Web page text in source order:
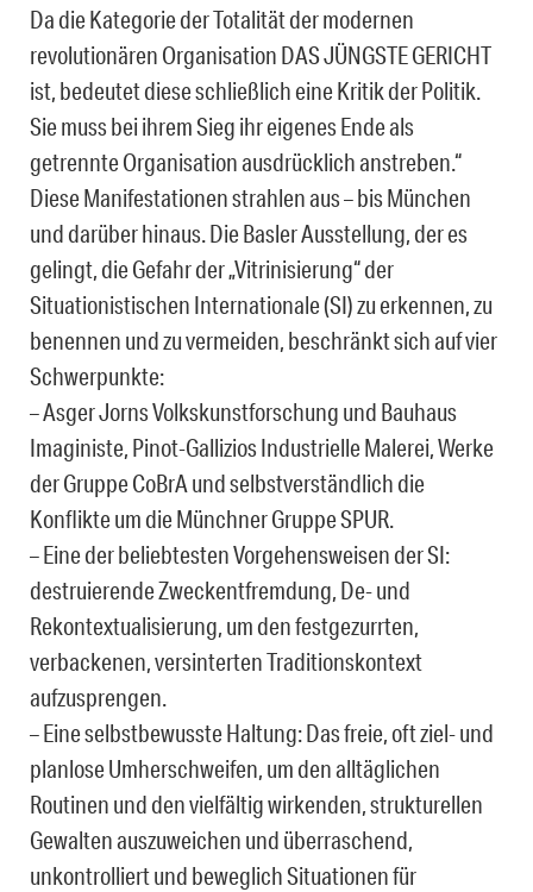
Da die Kategorie der Totalität der modernen
revolutionären Organisation DAS JÜNGSTE GERICHT
ist, bedeutet diese schließlich eine Kritik der Politik.
Sie muss bei ihrem Sieg ihr eigenes Ende als
getrennte Organisation ausdrücklich anstreben.“
Diese Manifestationen strahlen aus – bis München
und darüber hinaus. Die Basler Ausstellung, der es
gelingt, die Gefahr der „Vitrinisierung“ der
Situationistischen Internationale (SI) zu erkennen, zu
benennen und zu vermeiden, beschränkt sich auf vier
Schwerpunkte:
– Asger Jorns Volkskunstforschung und Bauhaus
Imaginiste, Pinot-Gallizios Industrielle Malerei, Werke
der Gruppe CoBrA und selbstverständlich die
Konflikte um die Münchner Gruppe SPUR.
– Eine der beliebtesten Vorgehensweisen der SI:
destruierende Zweckentfremdung, De- und
Rekontextualisierung, um den festgezurrten,
verbackenen, versinterten Traditionskontext
aufzusprengen.
– Eine selbstbewusste Haltung: Das freie, oft ziel- und
planlose Umherschweifen, um den alltäglichen
Routinen und den vielfältig wirkenden, strukturellen
Gewalten auszuweichen und überraschend,
unkontrolliert und beweglich Situationen für